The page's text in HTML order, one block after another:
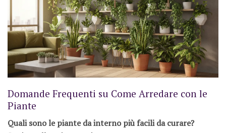
Domande Frequenti su Come Arredare con le
Piante
Quali sono le piante da interno più facili da curare?